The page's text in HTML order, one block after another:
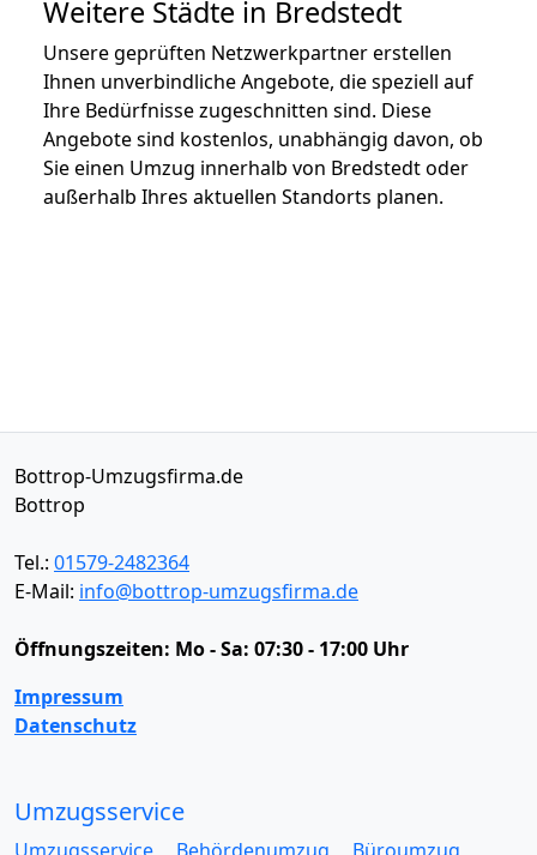
Weitere Städte in Bredstedt
Unsere geprüften Netzwerkpartner erstellen
Ihnen unverbindliche Angebote, die speziell auf
Ihre Bedürfnisse zugeschnitten sind. Diese
Angebote sind kostenlos, unabhängig davon, ob
Sie einen Umzug innerhalb von Bredstedt oder
außerhalb Ihres aktuellen Standorts planen.
Bottrop-Umzugsfirma.de
Bottrop
Tel.: 01579-2482364
E-Mail: info@bottrop-umzugsfirma.de
Öffnungszeiten: Mo - Sa: 07:30 - 17:00 Uhr
Impressum
Datenschutz
Umzugsservice
Umzugsservice Behördenumzug
Büroumzug